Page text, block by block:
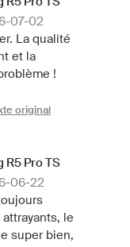
07-02
La qualité
et la
!
original
R5 Pro TS
06-22
le
super bien,